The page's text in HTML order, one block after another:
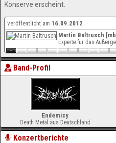
Konserve erscheint.
veröffentlicht am 16.09.2012
Martin Baltrusch [mb]
Experte für das
Band-Profil
Endemicy
Death Metal aus Deutschland
Konzertberichte